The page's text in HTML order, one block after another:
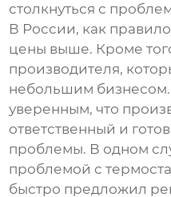
столкнуться с
В России, как
цены выше. Кроме
производителя,
небольшим
уверенным, что
ответственный и
проблемы. В одном
проблемой с
быстро предложил